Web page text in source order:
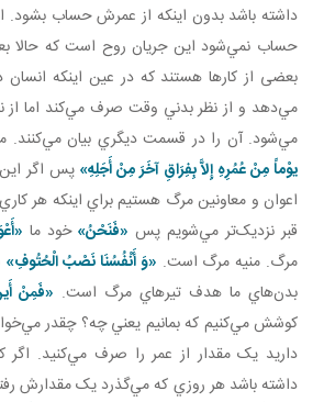
داشته باشد بدون اينکه از عمرش حساب بشود.
حساب نمي‌شود اين جريان روح است که حالا
بعضی از کارها هستند که در عين اينکه انسان
مي‌دهد و از نظر بدني وقت صرف مي‌کند اما از
مي‌شود. آن را در قسمت ديگري بيان مي‌کنند.
يوْماً مِنْ عُمُرِهِ إِلاَّ بِفِرَاقِ آخَرَ مِنْ أَجَلِهِ» پس اگر
اعوان و معاونين مرگ هستيم براي اينکه هر
قبر نزديک‌تر مي‌شويم پس «فَنَحْنُ» خود ما
مرگ. منيه مرگ است. «وَ أَنْفُسُنَا نَصْبُ الْحُتُوفِ»
بدن‌هاي ما هدف تيرهاي مرگ است. «فَمِنْ
کوشش مي‌کنيم که بمانيم يعني چه؟ چقدر
داريد يک مقدار از عمر را صرف مي‌کنيد.
داشته باشد هر روزي که مي‌گذرد يک مقدارش